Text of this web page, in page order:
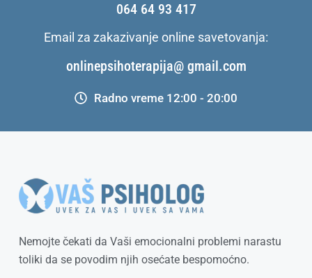
064 64 93 417
Email za zakazivanje online savetovanja:
onlinepsihoterapija@ gmail.com
Radno vreme 12:00 - 20:00
Nemojte čekati da Vaši emocionalni problemi narastu
toliki da se povodim njih osećate bespomoćno.